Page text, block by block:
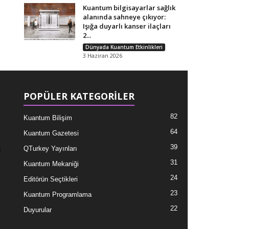
Kuantum bilgisayarlar sağlık
alanında sahneye çıkıyor:
Işığa duyarlı kanser ilaçları
2...
Dünyada Kuantum Etkinlikleri
3 Haziran 2026
POPÜLER KATEGORİLER
Kuantum Bilişim 82
Kuantum Gazetesi 64
QTurkey Yayınları 39
Kuantum Mekaniği 31
Editörün Seçtikleri 24
Kuantum Programlama 23
Duyurular 22